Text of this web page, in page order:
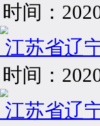
时间：
江苏省辽
时间：
江苏省辽